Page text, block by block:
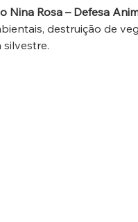
Nina Rosa – Defesa
destruição de